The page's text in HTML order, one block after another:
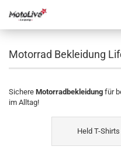
Motorrad Bekleidung
Sichere Motorradbekleidung für
im Alltag!
Held T-Shirts